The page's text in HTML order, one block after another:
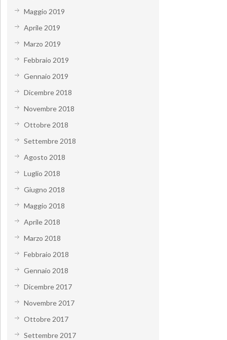
Maggio 2019
Aprile 2019
Marzo 2019
Febbraio 2019
Gennaio 2019
Dicembre 2018
Novembre 2018
Ottobre 2018
Settembre 2018
Agosto 2018
Luglio 2018
Giugno 2018
Maggio 2018
Aprile 2018
Marzo 2018
Febbraio 2018
Gennaio 2018
Dicembre 2017
Novembre 2017
Ottobre 2017
Settembre 2017